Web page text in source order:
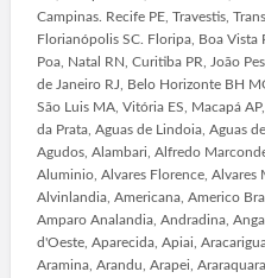
Campinas. Recife PE, Travestis,
Florianópolis SC. Floripa, Boa Vista
Poa, Natal RN, Curitiba PR, João
de Janeiro RJ, Belo Horizonte BH
São Luis MA, Vitória ES, Macapá
da Prata, Aguas de Lindoia, Aguas
Agudos, Alambari, Alfredo
Aluminio, Alvares Florence, Alvares
Alvinlandia, Americana, Americo
Amparo Analandia, Andradina,
d'Oeste, Aparecida, Apiai,
Aramina, Arandu, Arapei,